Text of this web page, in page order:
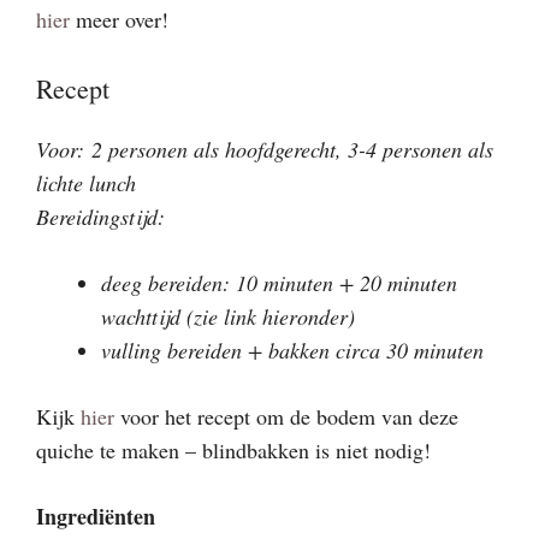
hier meer over!
Recept
Voor: 2 personen als hoofdgerecht, 3-4 personen als
lichte lunch
Bereidingstijd:
deeg bereiden: 10 minuten + 20 minuten
wachttijd (zie link hieronder)
vulling bereiden + bakken circa 30 minuten
Kijk hier voor het recept om de bodem van deze
quiche te maken – blindbakken is niet nodig!
Ingrediënten